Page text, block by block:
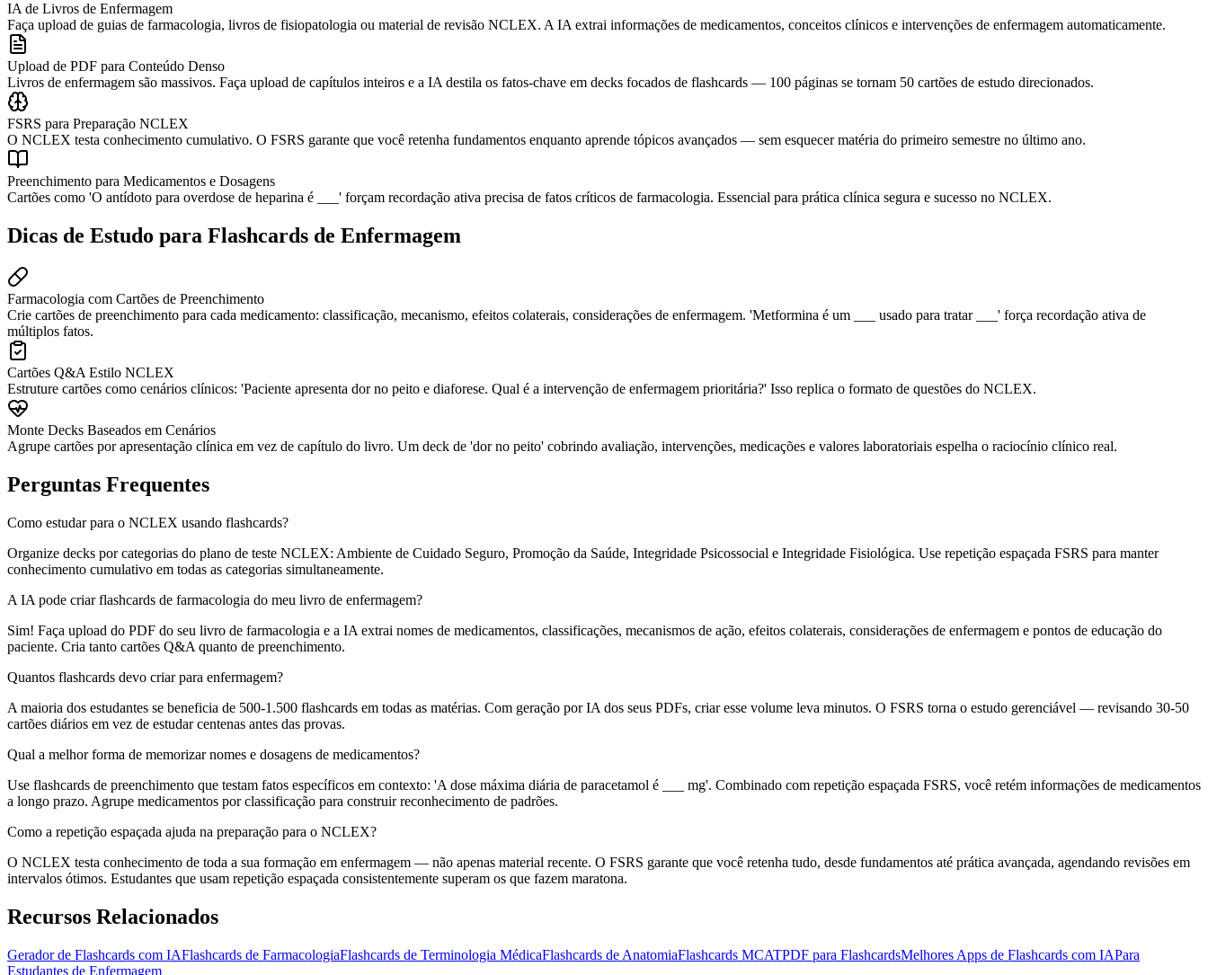
IA de Livros de Enfermagem
Faça upload de guias de farmacologia, livros de fisiopatologia ou material de revisão NCLEX. A IA extrai informações de medicamentos, conceitos clínicos e intervenções de enfermagem automaticamente.
Upload de PDF para Conteúdo Denso
Livros de enfermagem são massivos. Faça upload de capítulos inteiros e a IA destila os fatos-chave em decks focados de flashcards — 100 páginas se tornam 50 cartões de estudo direcionados.
FSRS para Preparação NCLEX
O NCLEX testa conhecimento cumulativo. O FSRS garante que você retenha fundamentos enquanto aprende tópicos avançados — sem esquecer matéria do primeiro semestre no último ano.
Preenchimento para Medicamentos e Dosagens
Cartões como 'O antídoto para overdose de heparina é ___' forçam recordação ativa precisa de fatos críticos de farmacologia. Essencial para prática clínica segura e sucesso no NCLEX.
Dicas de Estudo para Flashcards de Enfermagem
Farmacologia com Cartões de Preenchimento
Crie cartões de preenchimento para cada medicamento: classificação, mecanismo, efeitos colaterais, considerações de enfermagem. 'Metformina é um ___ usado para tratar ___' força recordação ativa de
múltiplos fatos.
Cartões Q&A Estilo NCLEX
Estruture cartões como cenários clínicos: 'Paciente apresenta dor no peito e diaforese. Qual é a intervenção de enfermagem prioritária?' Isso replica o formato de questões do NCLEX.
Monte Decks Baseados em Cenários
Agrupe cartões por apresentação clínica em vez de capítulo do livro. Um deck de 'dor no peito' cobrindo avaliação, intervenções, medicações e valores laboratoriais espelha o raciocínio clínico real.
Perguntas Frequentes
Como estudar para o NCLEX usando flashcards?
Organize decks por categorias do plano de teste NCLEX: Ambiente de Cuidado Seguro, Promoção da Saúde, Integridade Psicossocial e Integridade Fisiológica. Use repetição espaçada FSRS para manter
conhecimento cumulativo em todas as categorias simultaneamente.
A IA pode criar flashcards de farmacologia do meu livro de enfermagem?
Sim! Faça upload do PDF do seu livro de farmacologia e a IA extrai nomes de medicamentos, classificações, mecanismos de ação, efeitos colaterais, considerações de enfermagem e pontos de educação do
paciente. Cria tanto cartões Q&A quanto de preenchimento.
Quantos flashcards devo criar para enfermagem?
A maioria dos estudantes se beneficia de 500-1.500 flashcards em todas as matérias. Com geração por IA dos seus PDFs, criar esse volume leva minutos. O FSRS torna o estudo gerenciável — revisando 30-50
cartões diários em vez de estudar centenas antes das provas.
Qual a melhor forma de memorizar nomes e dosagens de medicamentos?
Use flashcards de preenchimento que testam fatos específicos em contexto: 'A dose máxima diária de paracetamol é ___ mg'. Combinado com repetição espaçada FSRS, você retém informações de medicamentos
a longo prazo. Agrupe medicamentos por classificação para construir reconhecimento de padrões.
Como a repetição espaçada ajuda na preparação para o NCLEX?
O NCLEX testa conhecimento de toda a sua formação em enfermagem — não apenas material recente. O FSRS garante que você retenha tudo, desde fundamentos até prática avançada, agendando revisões em
intervalos ótimos. Estudantes que usam repetição espaçada consistentemente superam os que fazem maratona.
Recursos Relacionados
Gerador de Flashcards com IAFlashcards de FarmacologiaFlashcards de Terminologia MédicaFlashcards de AnatomiaFlashcards MCATPDF para FlashcardsMelhores Apps de Flashcards com IAPara
Estudantes de Enfermagem